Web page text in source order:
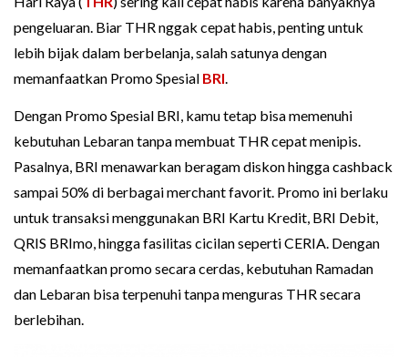
pengeluaran. Biar THR nggak cepat habis, penting untuk
lebih bijak dalam berbelanja, salah satunya dengan
memanfaatkan Promo Spesial BRI
Dengan Promo Spesial BRI, kamu tetap bisa memenuhi
kebutuhan Lebaran tanpa membuat THR cepat menipis.
Pasalnya, BRI menawarkan beragam diskon hingga cashback
sampai 50% di berbagai merchant favorit. Promo ini berlaku
untuk transaksi menggunakan BRI Kartu Kredit, BRI Debit,
QRIS BRImo, hingga fasilitas cicilan seperti CERIA. Dengan
memanfaatkan promo secara cerdas, kebutuhan Ramadan
dan Lebaran bisa terpenuhi tanpa menguras THR secara
berlebihan.